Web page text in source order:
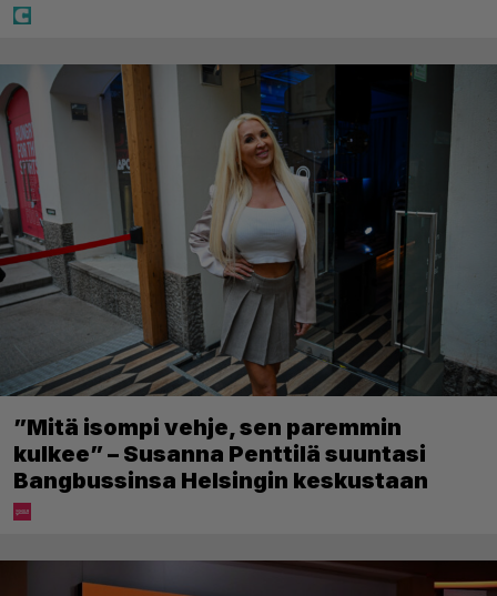
”Mitä isompi vehje, sen paremmin
kulkee” – Susanna Penttilä suuntasi
Bangbussinsa Helsingin keskustaan